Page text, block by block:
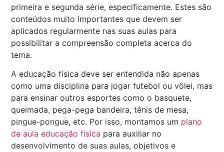
primeira e segunda série, especificamente. Estes são
conteúdos muito importantes que devem ser
aplicados regularmente nas suas aulas para
possibilitar a compreensão completa acerca do
tema.
A educação física deve ser entendida não apenas
como uma disciplina para jogar futebol ou vôlei, mas
para ensinar outros esportes como o basquete,
queimada, pega-pega bandeira, tênis de mesa,
pingue-pongue, etc. Por isso, montamos um plano
de aula educação física para auxiliar no
desenvolvimento de suas aulas, objetivos e